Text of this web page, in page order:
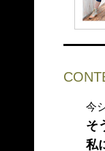
今
そ
私